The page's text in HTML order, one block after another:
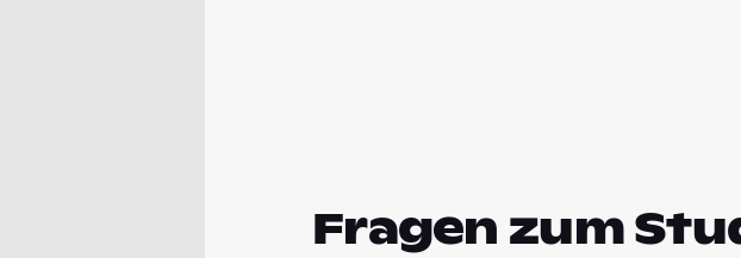
Fragen zum